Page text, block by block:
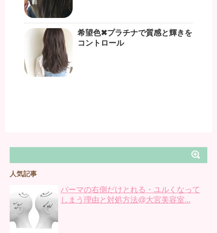
希望色✖︎プラチナで質感と輝きを
コントロール
人気記事
パーマの右側だけとれる・ユルくなって
しまう理由と対処方法@大宮美容室...